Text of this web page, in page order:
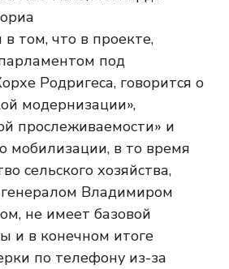
том, что в проекте,
под
Родригеса, говорится о
модернизации»,
прослеживаемости» и
мобилизации, в то время
сельского хозяйства,
Владимиром
не имеет базовой
и в конечном итоге
по телефону из-за